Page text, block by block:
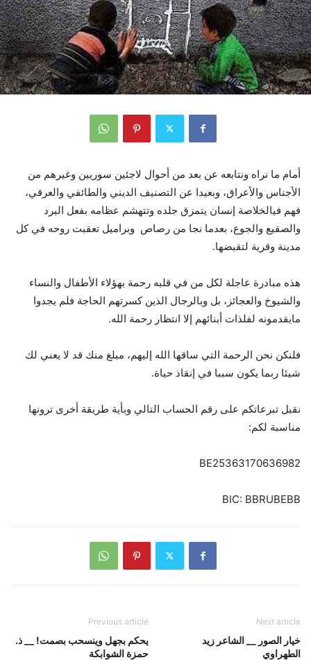
أمام ما نراه ونتابعه عن بعد من أحوال لاجئين سوريين وغيرهم من
الأجناس والأعراق، وبعيدا عن التصنيف الديني والطائفي والعرقي،
فهم فيالخلاصة إنسان يتمزق جلده وتتهشم عظامه بفعل البرد
والصقيع والجوع، بعدما نجا من رصاص وبراميل تعقبت روحه في كل
مدينة وقرية لتقبضها.
هذه مبادرة عاجلة لكل من في قلبه رحمة بهؤلاء الأطفال والنساء
والشيوخ والعجائز، بل وبالرجال الذين كسرتهم الحاجة فلم يجدوا
مايقدمونه لفلذات أبنائهم إلا انتظار رحمة الله.
فلنكن نحن الرحمة التي ساقها الله إليهم، مبلغ منك قد لا يعني لك
شيئا ربما يكون سببا في إنقاذ حياة.
نقبل تبرعاتكم على رقم الحساب التالي وبأية طريقة أخرى ترونها
مناسبة لكم:
BE25363170636982
BIC: BBRUBEBB
Previous article
يحكم بجهل وينسحب بصمت! __ ذ.
حمزة الشوابكة
Next article
خيار الصور __ الشاعر زيد
الطهراوي